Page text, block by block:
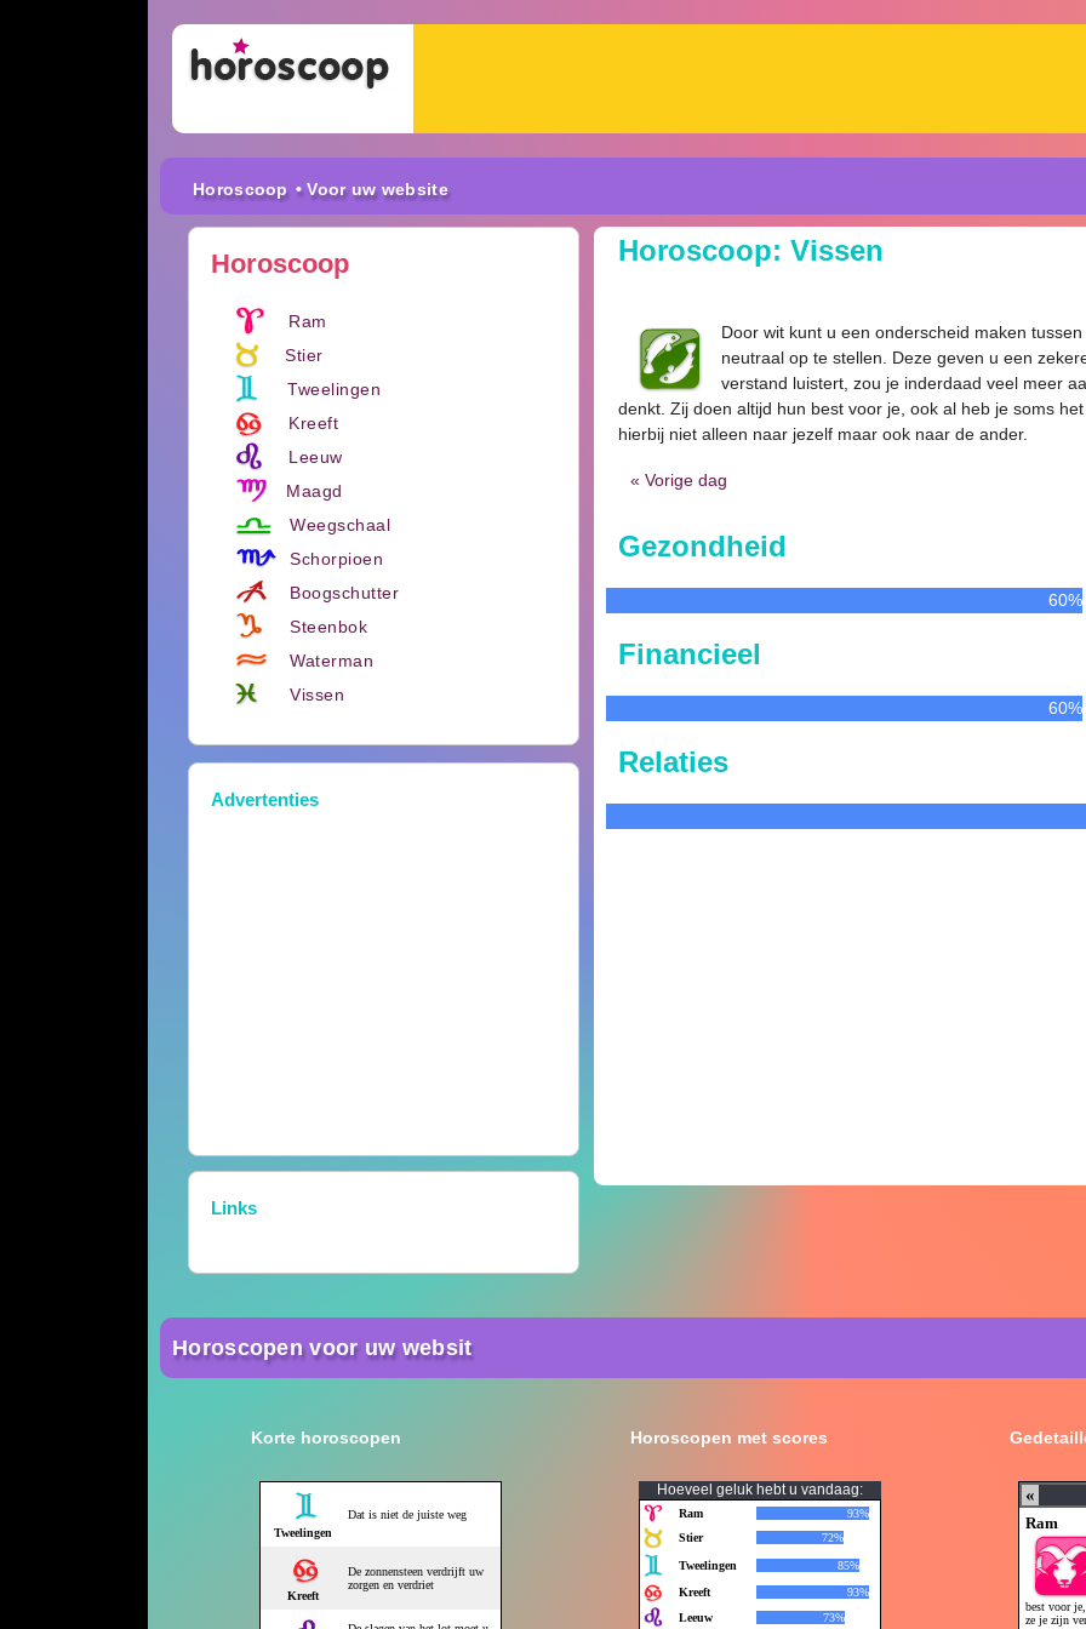
Horoscoop • Voor uw website
Horoscoop
Ram
Stier
Tweelingen
Kreeft
Leeuw
Maagd
Weegschaal
Schorpioen
Boogschutter
Steenbok
Waterman
Vissen
Advertenties
Links
Horoscoop: Vissen
Door wit kunt u een onderscheid maken
neutraal op te stellen. Deze geven u een
verstand luistert, zou je inderdaad veel meer
denkt. Zij doen altijd hun best voor je, ook al heb je soms
hierbij niet alleen naar jezelf maar ook naar de ander.
« Vorige dag
Gezondheid
60%
Financieel
60%
Relaties
Horoscopen voor uw websit
Korte horoscopen Horoscopen met scores
Hoeveel geluk hebt u vandaag: